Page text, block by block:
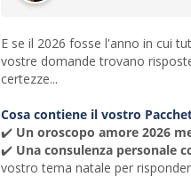
E se il 2026 fosse l'anno in cui
vostre domande trovano
certezze...
Cosa contiene il vostro
✔️ Un oroscopo amore 2026
✔️ Una consulenza personale
vostro tema natale per